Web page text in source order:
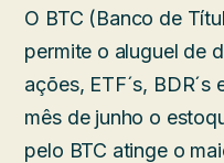
O BTC (Banco de
permite o aluguel de
ações, ETF´s,
mês de junho o
pelo BTC atinge o